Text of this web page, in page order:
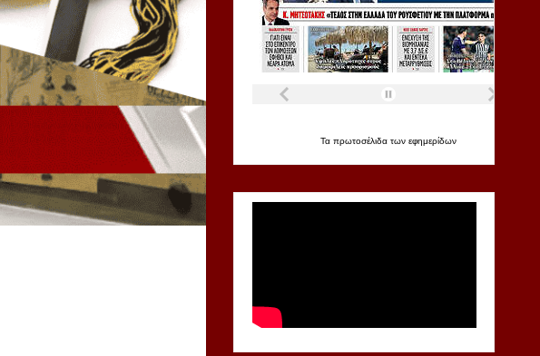
Τα πρωτοσέλιδα των εφημερίδων